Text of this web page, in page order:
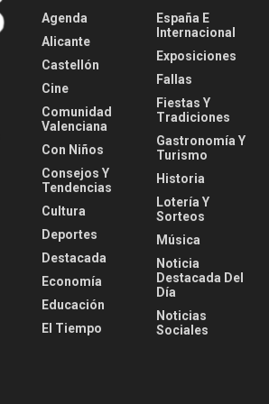
Agenda
Alicante
Castellón
Cine
Comunidad
Valenciana
Con Niños
Consejos Y
Tendencias
Cultura
Deportes
Destacada
Economía
Educación
El Tiempo
España E
Internacional
Exposiciones
Fallas
Fiestas Y
Tradiciones
Gastronomía Y
Turismo
Historia
Lotería Y
Sorteos
Música
Noticia
Destacada Del
Día
Noticias
Sociales